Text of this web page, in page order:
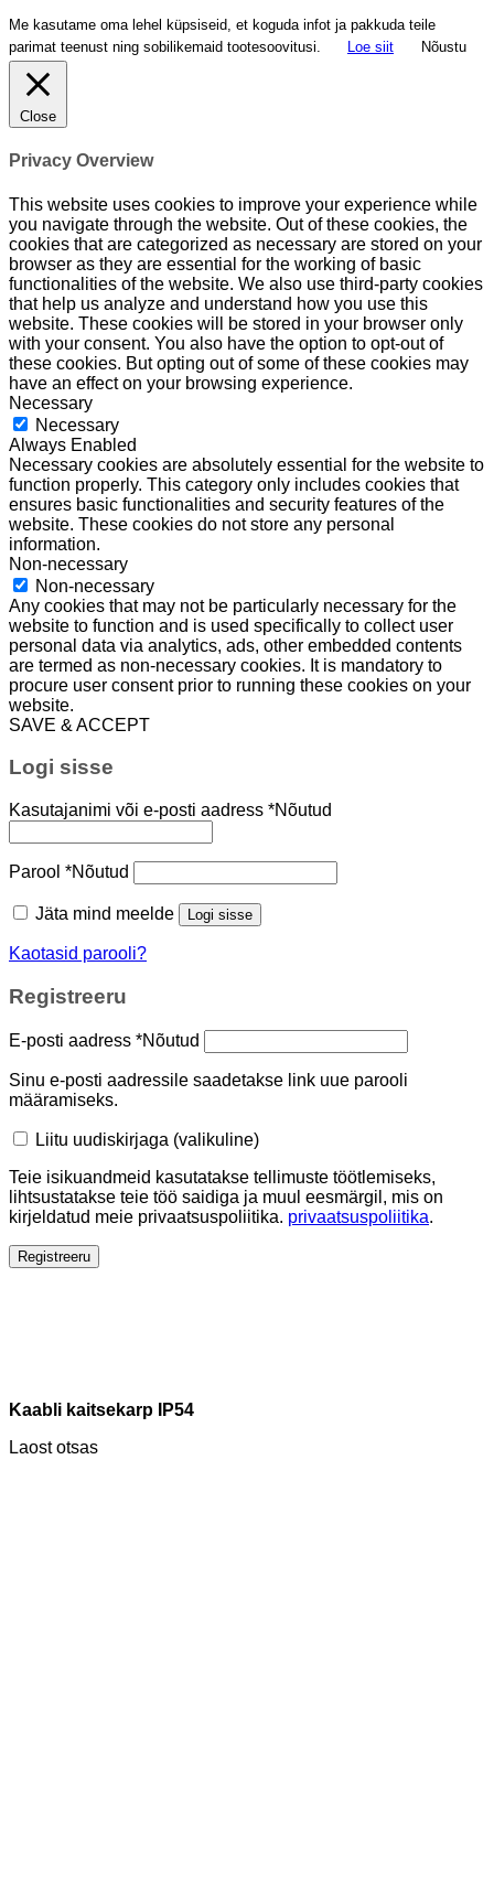
Me kasutame oma lehel küpsiseid, et koguda infot ja pakkuda teile
parimat teenust ning sobilikemaid tootesoovitusi.
Loe siit Nõustu
Close
Privacy Overview
This website uses cookies to improve your experience while
you navigate through the website. Out of these cookies, the
cookies that are categorized as necessary are stored on your
browser as they are essential for the working of basic
functionalities of the website. We also use third-party cookies
that help us analyze and understand how you use this
website. These cookies will be stored in your browser only
with your consent. You also have the option to opt-out of
these cookies. But opting out of some of these cookies may
have an effect on your browsing experience.
Necessary
Necessary
Always Enabled
Necessary cookies are absolutely essential for the website to
function properly. This category only includes cookies that
ensures basic functionalities and security features of the
website. These cookies do not store any personal
information.
Non-necessary
Non-necessary
Any cookies that may not be particularly necessary for the
website to function and is used specifically to collect user
personal data via analytics, ads, other embedded contents
are termed as non-necessary cookies. It is mandatory to
procure user consent prior to running these cookies on your
website.
SAVE & ACCEPT
Logi sisse
Kasutajanimi või e-posti aadress *Nõutud
Parool *Nõutud
Jäta mind meelde Logi sisse
Kaotasid parooli?
Registreeru
E-posti aadress *Nõutud
Sinu e-posti aadressile saadetakse link uue parooli
määramiseks.
Liitu uudiskirjaga (valikuline)
Teie isikuandmeid kasutatakse tellimuste töötlemiseks,
lihtsustatakse teie töö saidiga ja muul eesmärgil, mis on
kirjeldatud meie privaatsuspoliitika. privaatsuspoliitika.
Registreeru
Kaabli kaitsekarp IP54
Laost otsas